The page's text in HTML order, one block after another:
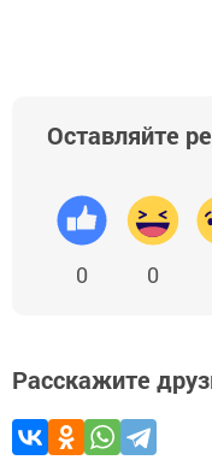
Оставляйте
0 0
Расскажите